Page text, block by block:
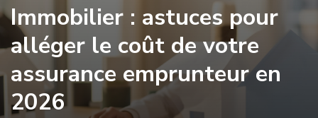
Immobilier : astuces pour
alléger le coût de votre
assurance emprunteur en
2026